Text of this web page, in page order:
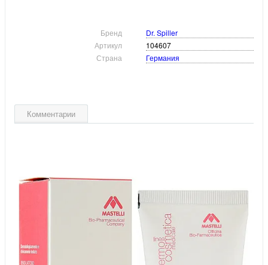
Бренд
Dr. Spiller
Артикул
104607
Страна
Германия
Комментарии